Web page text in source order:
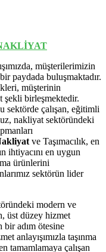
müşterilerimizin
paydada buluşmaktadır.
müşterinin
şekli birleşmektedir.
sektörde çalışan, eğitimli
nakliyat sektöründeki
ve Taşımacılık, en
ihtiyacını en uygun
ürünlerini
sektörün lider
modern ve
üst düzey hizmet
bir adım ötesine
anlayışımızla taşınma
tamamlamaya çalışan